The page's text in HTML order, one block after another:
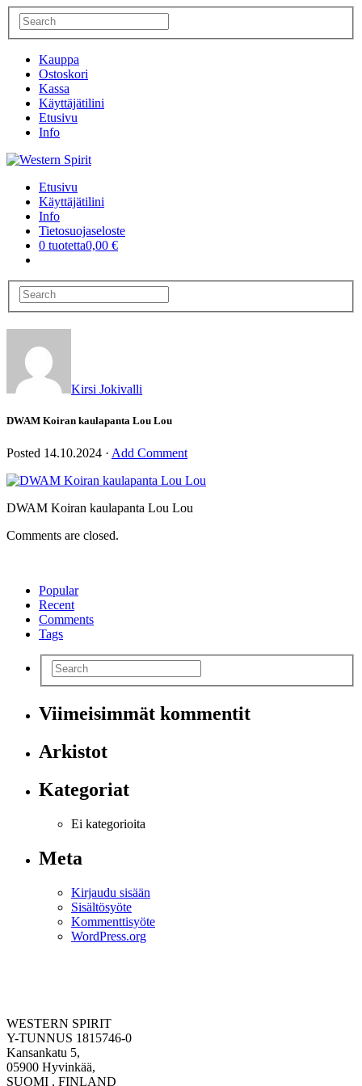
Kauppa
Ostoskori
Kassa
Käyttäjätilini
Etusivu
Info
Etusivu
Käyttäjätilini
Info
Tietosuojaseloste
0 tuotetta0,00 €
Kirsi Jokivalli
DWAM Koiran kaulapanta Lou Lou
Posted 14.10.2024 · Add Comment
DWAM Koiran kaulapanta Lou Lou
Comments are closed.
Popular
Recent
Comments
Tags
Viimeisimmät kommentit
Arkistot
Kategoriat
Ei kategorioita
Meta
Kirjaudu sisään
Sisältösyöte
Kommenttisyöte
WordPress.org
WESTERN SPIRIT
Y-TUNNUS 1815746-0
Kansankatu 5,
05900 Hyvinkää,
SUOMI , FINLAND